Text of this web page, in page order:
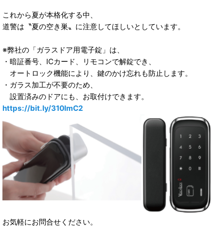
これから夏が本格化する中、
道警は〝夏の空き巣〟に注意してほしいとしています。
※弊社の「ガラスドア用電子錠」は、
・暗証番号、ICカード、リモコンで解錠でき、
オートロック機能により、鍵のかけ忘れも防止します。
・ガラス加工が不要のため、
設置済みのドアにも、お取付けできます。
https://bit.ly/310lmC2
お気軽にお問合せください。